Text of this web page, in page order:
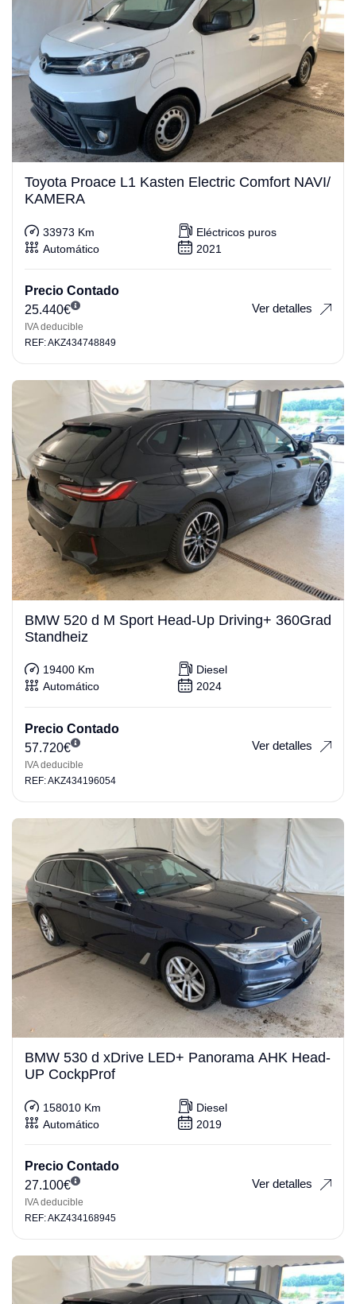
Toyota Proace L1 Kasten Electric Comfort NAVI/
KAMERA
33973 Km
Eléctricos puros
Automático
2021
Precio Contado
25.440€
IVA deducible
Ver detalles
REF: AKZ434748849
BMW 520 d M Sport Head-Up Driving+ 360Grad
Standheiz
19400 Km
Diesel
Automático
2024
Precio Contado
57.720€
IVA deducible
Ver detalles
REF: AKZ434196054
BMW 530 d xDrive LED+ Panorama AHK Head-
UP CockpProf
158010 Km
Diesel
Automático
2019
Precio Contado
27.100€
IVA deducible
Ver detalles
REF: AKZ434168945